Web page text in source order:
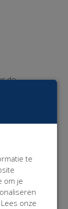
de
van
de
te
om je
onze